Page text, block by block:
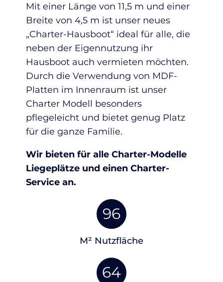
Mit einer Länge von 11,5 m und einer
Breite von 4,5 m ist unser neues
„Charter-Hausboot“ ideal für alle, die
neben der Eigennutzung ihr
Hausboot auch vermieten möchten.
Durch die Verwendung von MDF-
Platten im Innenraum ist unser
Charter Modell besonders
pflegeleicht und bietet genug Platz
für die ganze Familie.
Wir bieten für alle Charter-Modelle
Liegeplätze und einen Charter-
Service an.
96
M² Nutzfläche
64